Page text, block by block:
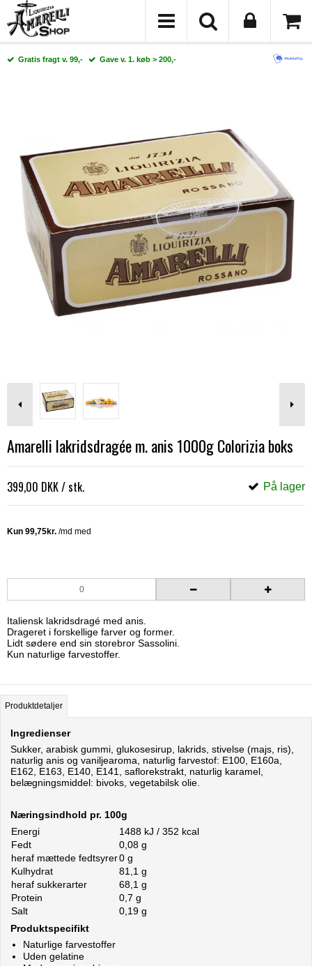
Gratis fragt v. 99,- Gave v. 1. køb > 200,-
Amarelli lakridsdragée m. anis 1000g Colorizia boks
399,00 DKK/ stk. På lager
Italiensk lakridsdragé med anis.
Drageret i forskellige farver og former.
Lidt sødere end sin storebror Sassolini.
Kun naturlige farvestoffer.
Produktdetaljer
Ingredienser
Sukker, arabisk gummi, glukosesirup, lakrids, stivelse (majs, ris),
naturlig anis og vaniljearoma, naturlig farvestof: E100, E160a,
E162, E163, E140, E141, saflorekstrakt, naturlig karamel,
belægningsmiddel: bivoks, vegetabilsk olie.
Næringsindhold pr. 100g
Energi
1488 kJ / 352 kcal
Fedt
0,08 g
heraf mættede fedtsyrer0 g
Kulhydrat
81,1 g
heraf sukkerarter
68,1 g
Protein
0,7 g
Salt
0,19 g
Produktspecifikt
Naturlige farvestoffer
Uden gelatine